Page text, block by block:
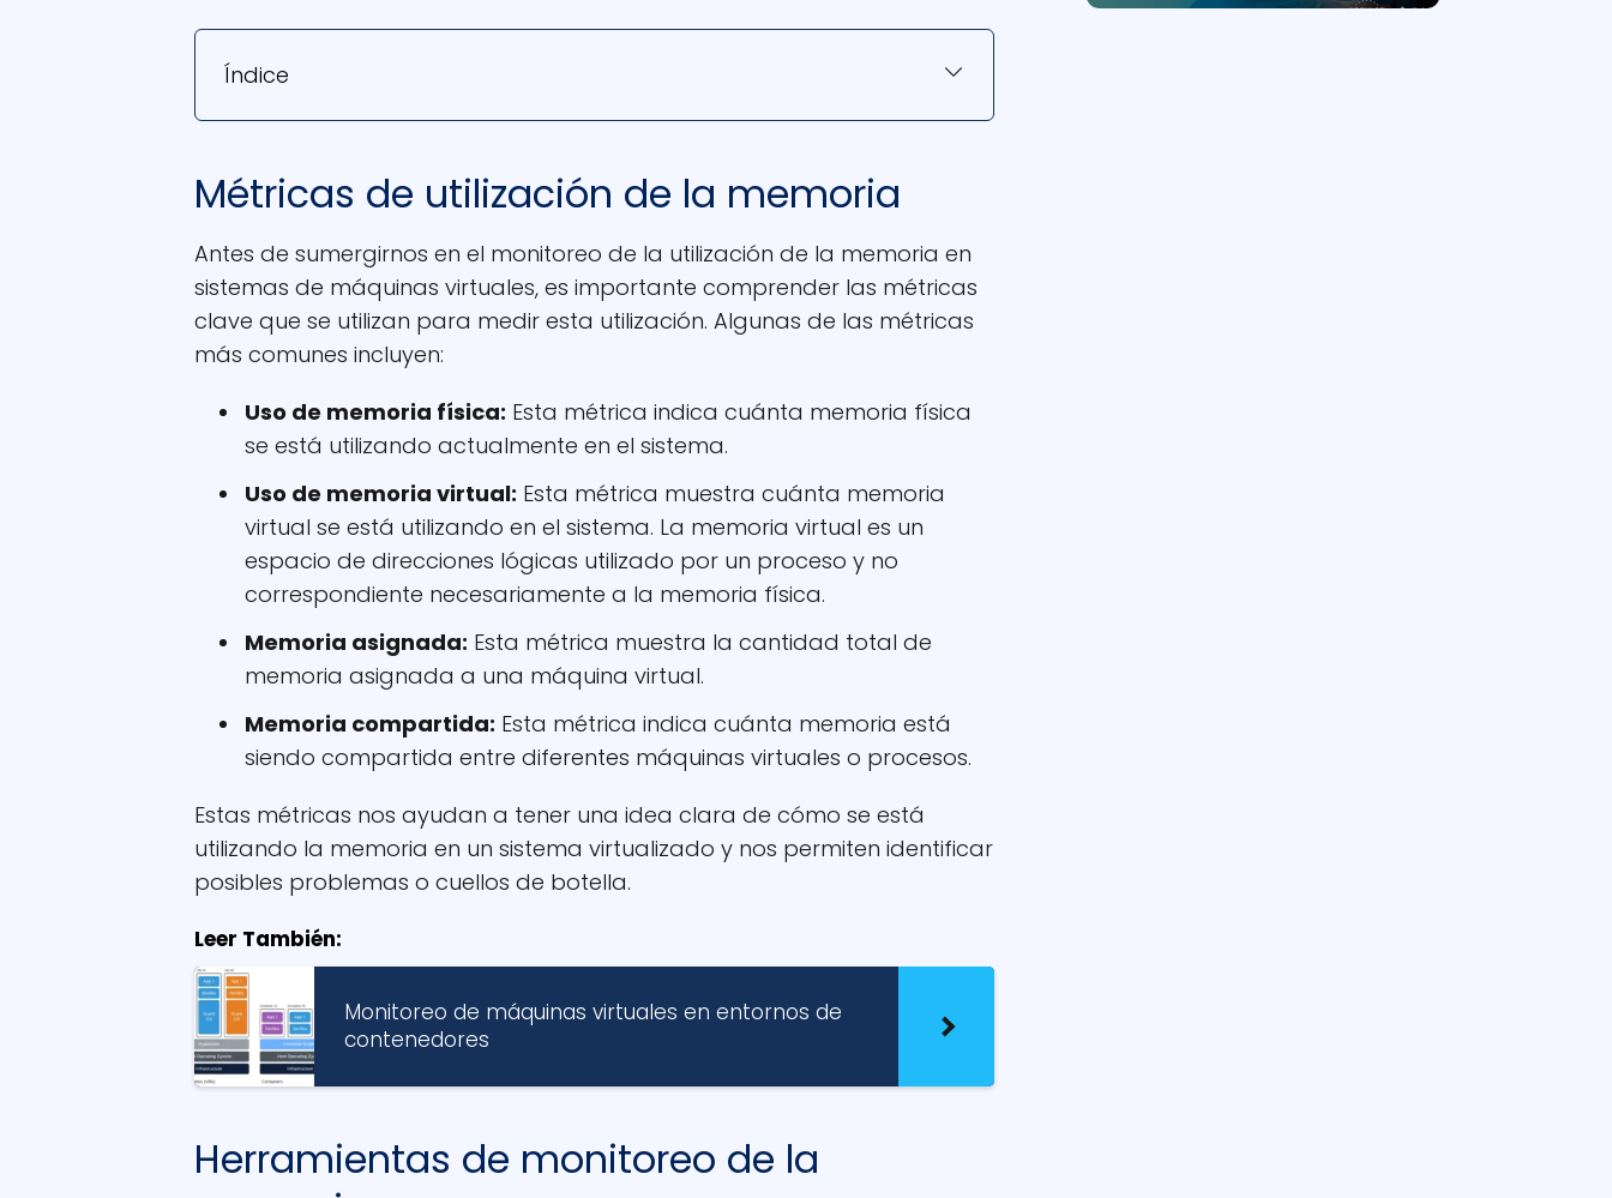
Índice
Métricas de utilización de la memoria
Antes de sumergirnos en el monitoreo de la utilización de la memoria en
sistemas de máquinas virtuales, es importante comprender las métricas
clave que se utilizan para medir esta utilización. Algunas de las métricas
más comunes incluyen:
Uso de memoria física: Esta métrica indica cuánta memoria física
se está utilizando actualmente en el sistema.
Uso de memoria virtual: Esta métrica muestra cuánta memoria
virtual se está utilizando en el sistema. La memoria virtual es un
espacio de direcciones lógicas utilizado por un proceso y no
correspondiente necesariamente a la memoria física.
Memoria asignada: Esta métrica muestra la cantidad total de
memoria asignada a una máquina virtual.
Memoria compartida: Esta métrica indica cuánta memoria está
siendo compartida entre diferentes máquinas virtuales o procesos.
Estas métricas nos ayudan a tener una idea clara de cómo se está
utilizando la memoria en un sistema virtualizado y nos permiten identificar
posibles problemas o cuellos de botella.
Leer También:
Monitoreo de máquinas virtuales en entornos de
contenedores
Herramientas de monitoreo de la